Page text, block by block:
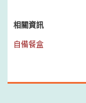
相關資訊
自備餐盒